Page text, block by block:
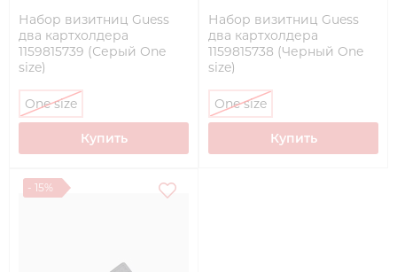
Набор визитниц Guess
два картхолдера
1159815739 (Серый One
size)
One size
Купить
Набор визитниц Guess
два картхолдера
1159815738 (Черный One
size)
One size
Купить
- 15%